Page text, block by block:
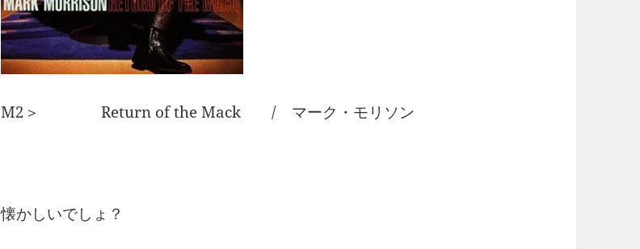
M2＞ Return of the Mack / マーク・モリソン
懐かしいでしょ？